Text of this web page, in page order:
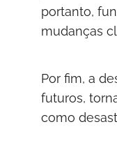
portanto,
mudanças
Por fim, a
futuros,
como